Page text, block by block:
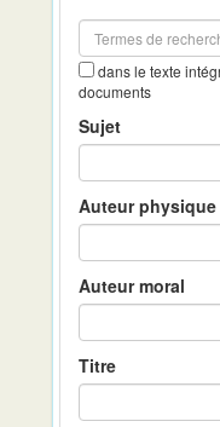
dans le texte
documents
Sujet
Auteur physique
Auteur moral
Titre